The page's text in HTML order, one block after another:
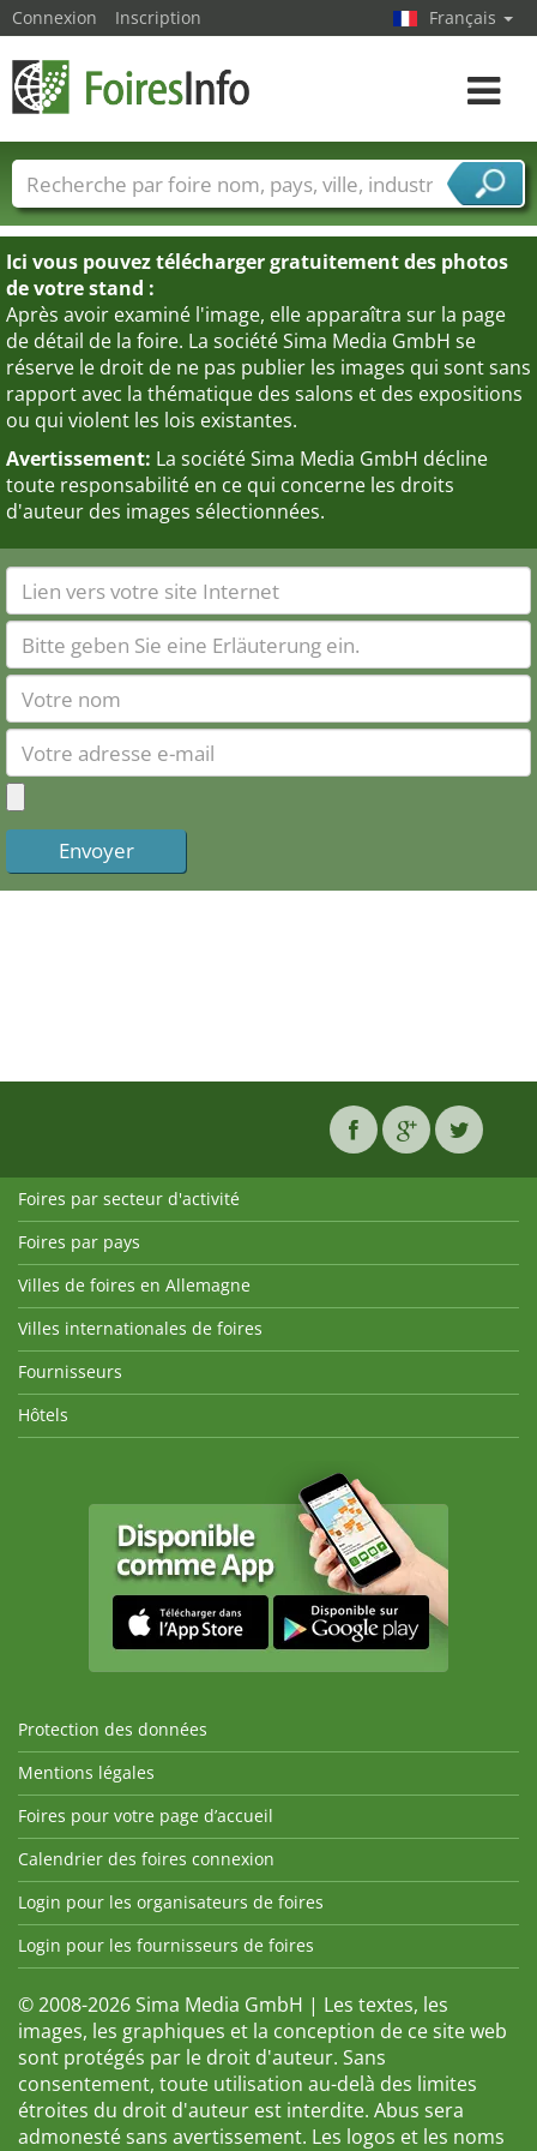
Ici vous pouvez télécharger gratuitement des photos
de votre stand :
Après avoir examiné l'image, elle apparaîtra sur la page
de détail de la foire. La société Sima Media GmbH se
réserve le droit de ne pas publier les images qui sont sans
rapport avec la thématique des salons et des expositions
ou qui violent les lois existantes.
Avertissement: La société Sima Media GmbH décline
toute responsabilité en ce qui concerne les droits
d'auteur des images sélectionnées.
Connexion Inscription Français
Toggle
Foire noms Pays Villes
Secteurs de foire
Secteurs du fournisseur de services
Foires par secteur d'activité
Foires par pays
Villes de foires en Allemagne
Villes internationales de foires
Fournisseurs
Hôtels
Protection des données
Mentions légales
Foires pour votre page d’accueil
Calendrier des foires connexion
Login pour les organisateurs de foires
Login pour les fournisseurs de foires
© 2008-2026 Sima Media GmbH | Les textes, les
images, les graphiques et la conception de ce site web
sont protégés par le droit d'auteur. Sans
consentement, toute utilisation au-delà des limites
étroites du droit d'auteur est interdite. Abus sera
admonesté sans avertissement. Les logos et les noms